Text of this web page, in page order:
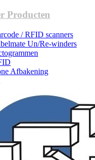
Producten
/ RFID scanners
Un/Re-winders
Afbakening